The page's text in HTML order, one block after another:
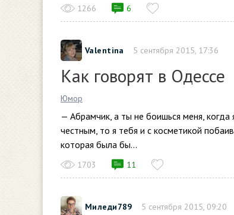
1266 6
Valentina 5 сентября 2015, 17:36
Как говорят в Одессе
Юмор
— Абрамчик, а ты не боишься меня,
честным, то я тебя и с косметикой
которая была бы...
1703 11
Миледи789 5 сентября 2015, 09:20